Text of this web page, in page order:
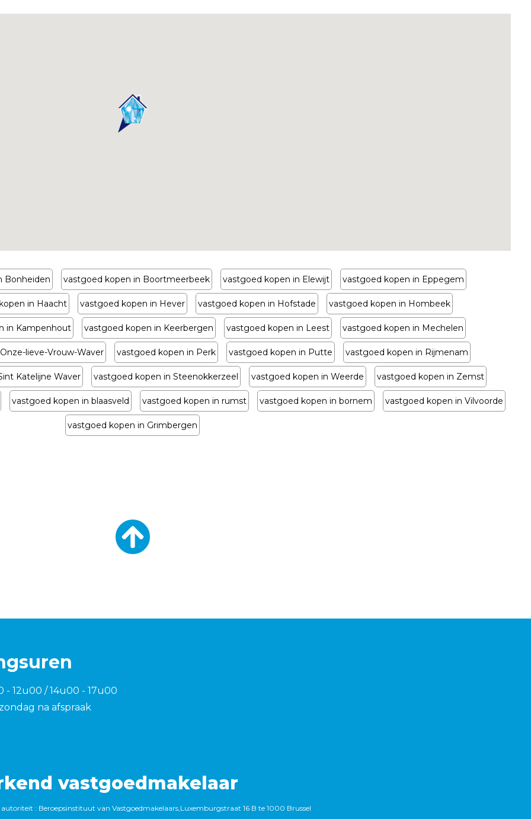
Bonheiden vastgoed kopen in Boortmeerbeek vastgoed kopen in Elewijt vastgoed kopen in Eppegem
in Haacht vastgoed kopen in Hever vastgoed kopen in Hofstade vastgoed kopen in Hombeek
in Kampenhout vastgoed kopen in Keerbergen vastgoed kopen in Leest vastgoed kopen in Mechelen
lieve-Vrouw-Waver vastgoed kopen in Perk vastgoed kopen in Putte vastgoed kopen in Rijmenam
Katelijne Waver vastgoed kopen in Steenokkerzeel vastgoed kopen in Weerde vastgoed kopen in Zemst
vastgoed kopen in blaasveld vastgoed kopen in rumst vastgoed kopen in bornem vastgoed kopen in Vilvoorde
vastgoed kopen in Grimbergen
- 12u00 / 14u00 - 17u00
na afspraak
vastgoedmakelaar
: Beroepsinstituut van Vastgoedmakelaars,Luxemburgstraat 16 B te 1000 Brussel